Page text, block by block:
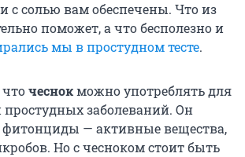
с солью вам обеспечены. Что из
поможет, а что бесполезно и
мы в простудном тесте.
чеснокможно употреблять для
заболеваний. Он
— активные вещества,
Но с чесноком стоит быть